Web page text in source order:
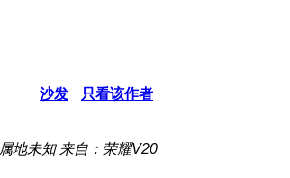
沙发 只看该作者
属地未知 来自：荣耀V20